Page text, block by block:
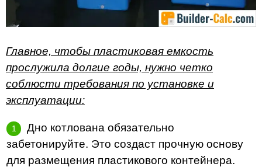
Главное, чтобы пластиковая емкость
прослужила долгие годы, нужно четко
соблюсти требования по установке и
эксплуатации:
Дно котлована обязательно
забетонируйте. Это создаст прочную основу
для размещения пластикового контейнера.